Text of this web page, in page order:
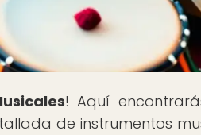
! Aquí
de instrumentos